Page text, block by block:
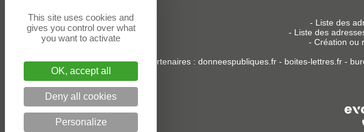
- Liste des
- Liste des
- Création ou
Sites partenaires: donneespubliques.fr- boites-lettres.fr-
This site uses cookies and
gives you control over what
you want to activate
OK, accept all
Deny all cookies
Personalize